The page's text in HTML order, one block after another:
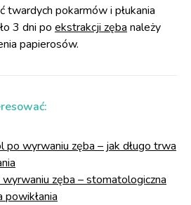
twardych pokarmów i płukania
3 dni po ekstrakcji zęba należy
papierosów.
po wyrwaniu zęba – jak długo trwa
wyrwaniu zęba – stomatologiczna
powikłania